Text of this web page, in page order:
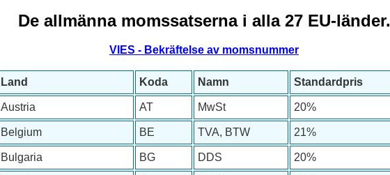
De allmänna momssatserna i alla 27 EU-länder.
VIES - Bekräftelse av momsnummer
Land Koda Namn Standardpris
Austria AT MwSt 20%
Belgium BE TVA, BTW 21%
Bulgaria BG DDS 20%